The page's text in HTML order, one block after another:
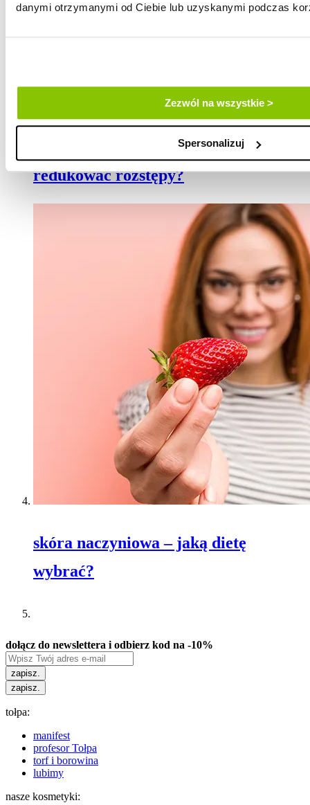
danymi otrzymanymi od Ciebie lub uzyskanymi podczas
Zezwól na wszystkie >
Spersonalizuj
dieta a rozstępy – co jeść aby
redukować rozstępy?
skóra naczyniowa – jaką dietę
wybrać?
dołącz do newslettera i odbierz kod na -10%
zapisz.
zapisz.
tołpa:
manifest
profesor Tołpa
torf i borowina
lubimy
nasze kosmetyki: